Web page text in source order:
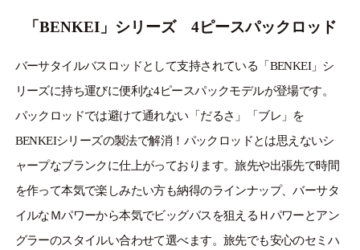
ROD
LURE
OTHER
ONLINE SHOP
OVERSEAS
「BENKEI」シリーズ 4ピースパックロッド
バーサタイルバスロッドとして支持されている「BENKEI」シ
リーズに持ち運びに便利な4ピースパックモデルが登場です。
パックロッドでは避けて通れない「だるさ」「ブレ」を
BENKEIシリーズの製法で解消！パックロッドとは思えないシ
ャープなブランクに仕上がっております。旅先や出張先で時間
を作って本気で楽しみたい方も納得のラインナップ、バーサタ
イルなＭパワーから本気でビッグバスを狙えるＨパワーとアン
グラーのスタイルい合わせて選べます。旅先でも安心のセミハ